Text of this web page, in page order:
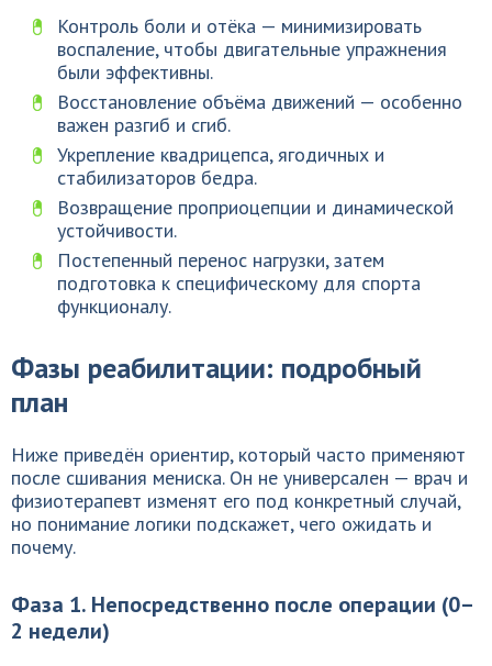
Контроль боли и отёка — минимизировать
воспаление, чтобы двигательные упражнения
были эффективны.
Восстановление объёма движений — особенно
важен разгиб и сгиб.
Укрепление квадрицепса, ягодичных и
стабилизаторов бедра.
Возвращение проприоцепции и динамической
устойчивости.
Постепенный перенос нагрузки, затем
подготовка к специфическому для спорта
функционалу.
Фазы реабилитации: подробный
план
Ниже приведён ориентир, который часто применяют
после сшивания мениска. Он не универсален — врач и
физиотерапевт изменят его под конкретный случай,
но понимание логики подскажет, чего ожидать и
почему.
Фаза 1. Непосредственно после операции (0–
2 недели)